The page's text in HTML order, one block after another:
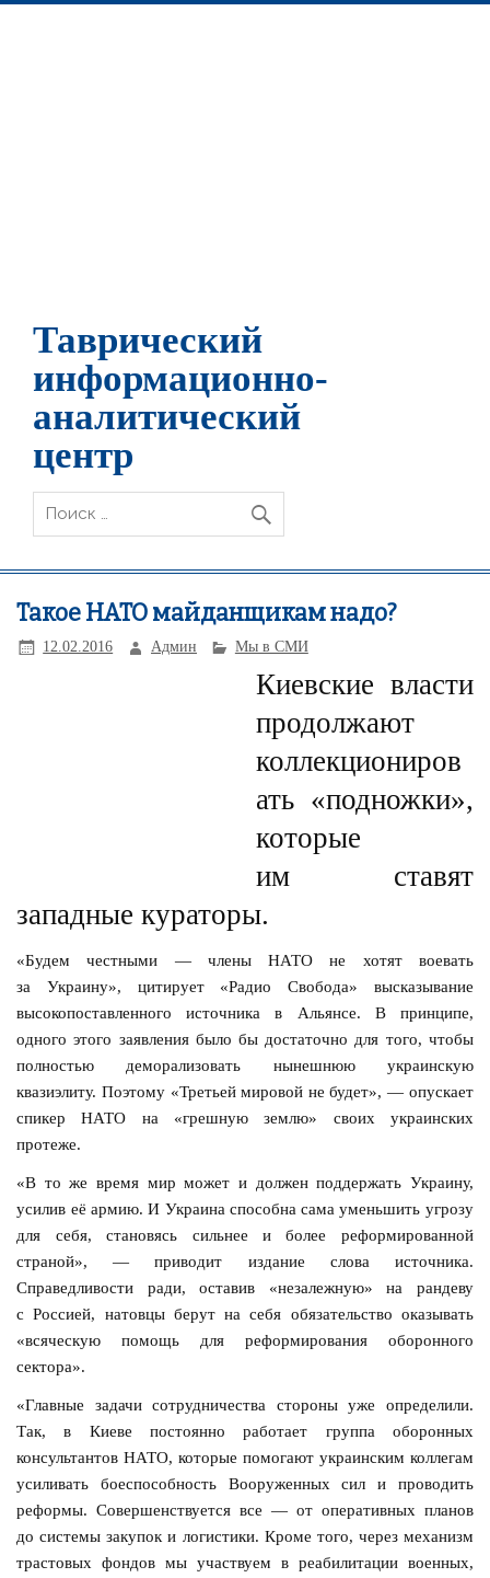
Таврический
информационно-
аналитический
центр
Такое НАТО майданщикам надо?
12.02.2016 Админ Мы в СМИ
Киевские власти
продолжают
коллекциониров
ать «подножки»,
которые
им ставят
западные кураторы.
«Будем честными — члены НАТО не хотят воевать
за Украину», цитирует «Радио Свобода» высказывание
высокопоставленного источника в Альянсе. В принципе,
одного этого заявления было бы достаточно для того, чтобы
полностью деморализовать нынешнюю украинскую
квазиэлиту. Поэтому «Третьей мировой не будет», — опускает
спикер НАТО на «грешную землю» своих украинских
протеже.
«В то же время мир может и должен поддержать Украину,
усилив её армию. И Украина способна сама уменьшить угрозу
для себя, становясь сильнее и более реформированной
страной», — приводит издание слова источника.
Справедливости ради, оставив «незалежную» на рандеву
с Россией, натовцы берут на себя обязательство оказывать
«всяческую помощь для реформирования оборонного
сектора».
«Главные задачи сотрудничества стороны уже определили.
Так, в Киеве постоянно работает группа оборонных
консультантов НАТО, которые помогают украинским коллегам
усиливать боеспособность Вооруженных сил и проводить
реформы. Совершенствуется все — от оперативных планов
до системы закупок и логистики. Кроме того, через механизм
трастовых фондов мы участвуем в реабилитации военных,